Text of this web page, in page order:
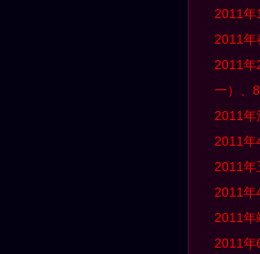
2011年
2011年
2011年
一）、
2011年
2011年
2011年
2011年
2011年
2011年